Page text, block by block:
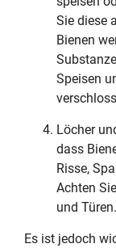
Sie diese
Bienen
Speisen
Löcher
dass
Risse,
Achten
und Türen.
Es ist jedoch